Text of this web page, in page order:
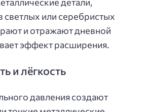
или серебристых
и отражают дневной
эффект расширения.
и лёгкость
давления создают